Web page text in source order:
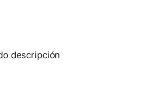
descripción